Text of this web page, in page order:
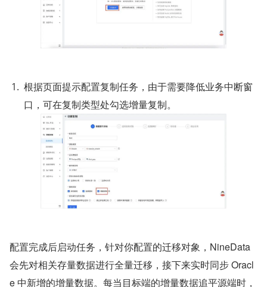
根据页面提示配置复制任务，由于需要降低业务中断窗
口，可在复制类型处勾选增量复制。
配置完成后启动任务，针对你配置的迁移对象，NineData
会先对相关存量数据进行全量迁移，接下来实时同步 Oracl
e 中新增的增量数据。每当目标端的增量数据追平源端时，